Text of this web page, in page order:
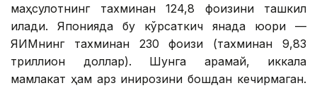
маҳсулотнинг тахминан 124,8 фоизини ташкил
қилади. Японияда бу кўрсаткич янада юқори —
ЯИМнинг тахминан 230 фоизи (тахминан 9,83
триллион доллар). Шунга қарамай, иккала
мамлакат ҳам қарз инқирозини бошдан кечирмаган.